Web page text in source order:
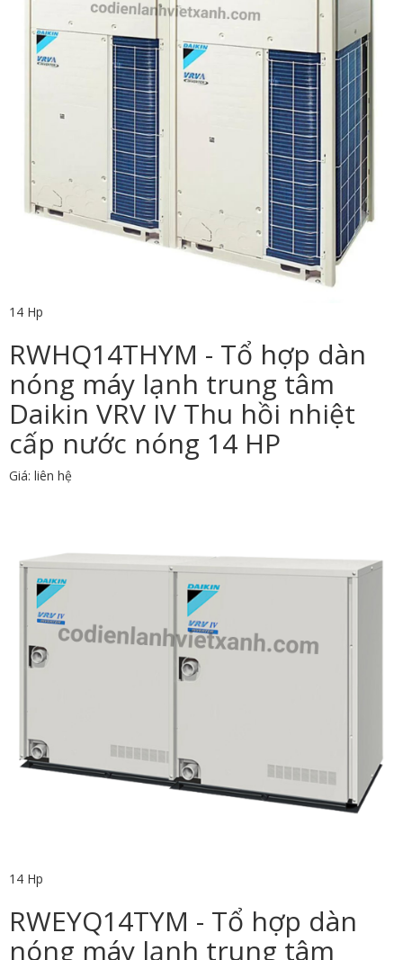
14 Hp
RWHQ14THYM - Tổ hợp dàn
nóng máy lạnh trung tâm
Daikin VRV IV Thu hồi nhiệt
cấp nước nóng 14 HP
Giá: liên hệ
14 Hp
RWEYQ14TYM - Tổ hợp dàn
nóng máy lạnh trung tâm